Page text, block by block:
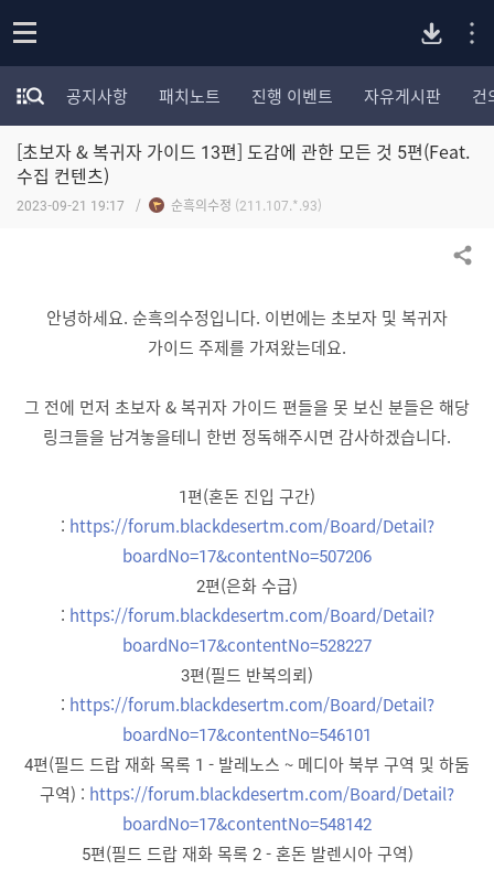
p
e
n
드
모
험
가
포
카
공지사항 패치노트 진행 이벤트 자유게시판 건
[초보자 & 복귀자 가이드 13편] 도감에 관한 모든 것 5편(Feat.
수집 컨텐츠)
2023-09-21 19:17 순흑의수정 (211.107.*.93)
공유하기
안녕하세요. 순흑의수정입니다. 이번에는 초보자 및 복귀자
가이드 주제를 가져왔는데요.
그 전에 먼저 초보자 & 복귀자 가이드 편들을 못 보신 분들은 해당
링크들을 남겨놓을테니 한번 정독해주시면 감사하겠습니다.
1편(혼돈 진입 구간)
: https://forum.blackdesertm.com/Board/Detail?
boardNo=17&contentNo=507206
2편(은화 수급)
: https://forum.blackdesertm.com/Board/Detail?
boardNo=17&contentNo=528227
3편(필드 반복의뢰)
: https://forum.blackdesertm.com/Board/Detail?
boardNo=17&contentNo=546101
4편(필드 드랍 재화 목록 1 - 발레노스 ~ 메디아 북부 구역 및 하둠
구역) : https://forum.blackdesertm.com/Board/Detail?
boardNo=17&contentNo=548142
5편(필드 드랍 재화 목록 2 - 혼돈 발렌시아 구역)